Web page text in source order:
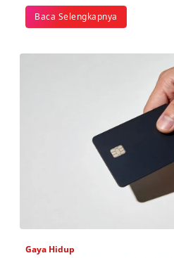
Baca Selengkapnya
Gaya Hidup